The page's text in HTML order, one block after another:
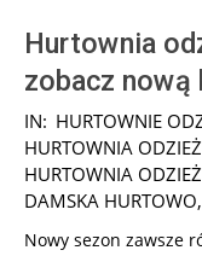
Hurtownia
zobacz
2026-
01-
19
IN: HURTOWNIE
HURTOWNIA
HURTOWNIA
DAMSKA HURTOWO,
Nowy sezon zawsze